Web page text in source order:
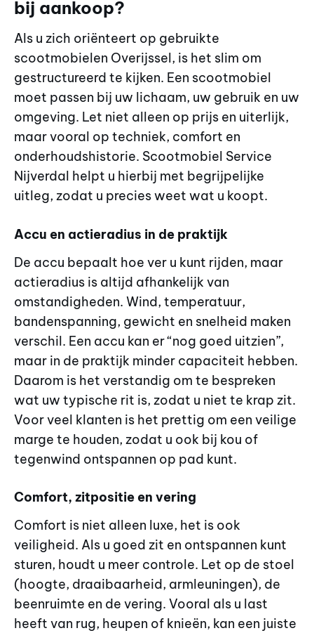
bij aankoop?
Als u zich oriënteert op gebruikte
scootmobielen Overijssel, is het slim om
gestructureerd te kijken. Een scootmobiel
moet passen bij uw lichaam, uw gebruik en uw
omgeving. Let niet alleen op prijs en uiterlijk,
maar vooral op techniek, comfort en
onderhoudshistorie. Scootmobiel Service
Nijverdal helpt u hierbij met begrijpelijke
uitleg, zodat u precies weet wat u koopt.
Accu en actieradius in de praktijk
De accu bepaalt hoe ver u kunt rijden, maar
actieradius is altijd afhankelijk van
omstandigheden. Wind, temperatuur,
bandenspanning, gewicht en snelheid maken
verschil. Een accu kan er “nog goed uitzien”,
maar in de praktijk minder capaciteit hebben.
Daarom is het verstandig om te bespreken
wat uw typische rit is, zodat u niet te krap zit.
Voor veel klanten is het prettig om een veilige
marge te houden, zodat u ook bij kou of
tegenwind ontspannen op pad kunt.
Comfort, zitpositie en vering
Comfort is niet alleen luxe, het is ook
veiligheid. Als u goed zit en ontspannen kunt
sturen, houdt u meer controle. Let op de stoel
(hoogte, draaibaarheid, armleuningen), de
beenruimte en de vering. Vooral als u last
heeft van rug, heupen of knieën, kan een juiste